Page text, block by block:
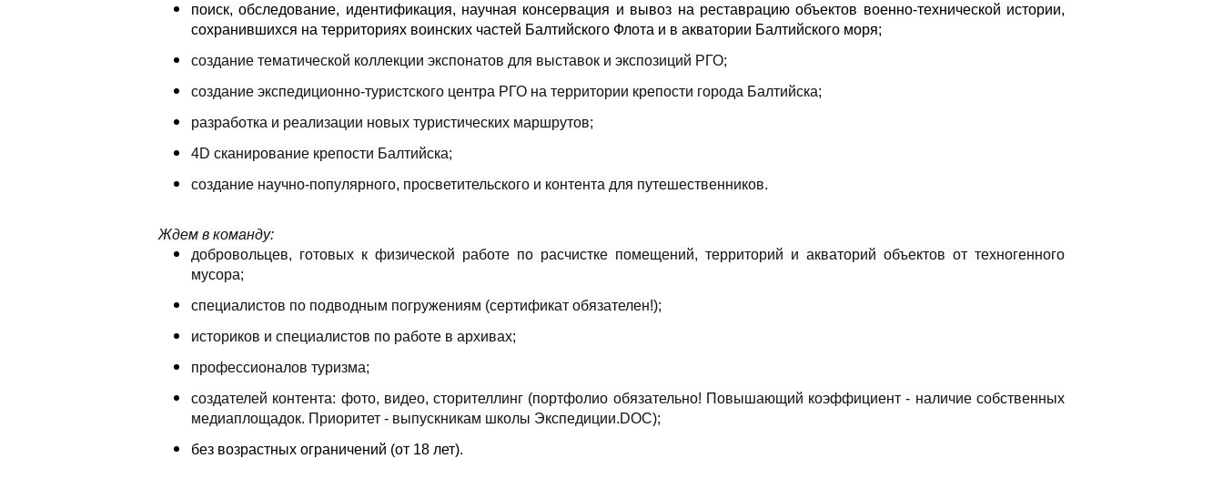
поиск, обследование, идентификация, научная консервация и вывоз на реставрацию объектов военно-технической истории,
сохранившихся на территориях воинских частей Балтийского Флота и в акватории Балтийского моря;
создание тематической коллекции экспонатов для выставок и экспозиций РГО;
создание экспедиционно-туристского центра РГО на территории крепости города Балтийска;
разработка и реализации новых туристических маршрутов;
4D сканирование крепости Балтийска;
создание научно-популярного, просветительского и контента для путешественников.
Ждем в команду:
добровольцев, готовых к физической работе по расчистке помещений, территорий и акваторий объектов от техногенного
мусора;
специалистов по подводным погружениям (сертификат обязателен!);
историков и специалистов по работе в архивах;
профессионалов туризма;
создателей контента: фото, видео, сторителлинг (портфолио обязательно! Повышающий коэффициент - наличие собственных
медиаплощадок. Приоритет - выпускникам школы Экспедиции.DOC);
без возрастных ограничений (от 18 лет).